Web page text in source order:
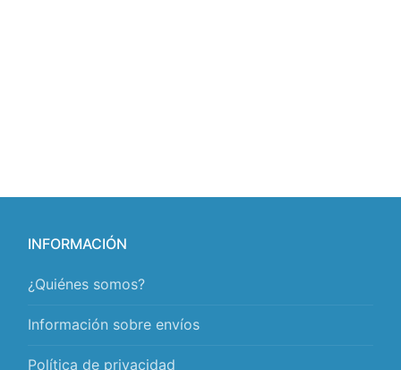
INFORMACIÓN
¿Quiénes somos?
Información sobre envíos
Política de privacidad